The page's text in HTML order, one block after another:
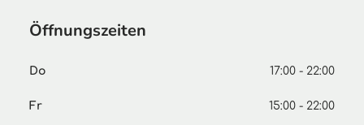
Öffnungszeiten
Do 17:00 - 22:00
Fr 15:00 - 22:00